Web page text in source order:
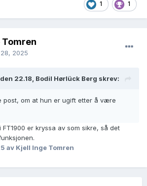
1 1
Tomren
2025
22.18, Bodil Hørlück Berg skrev:
post, om at hun er ugift etter å være
er kryssa av som sikre, så det
av Kjell Inge Tomren